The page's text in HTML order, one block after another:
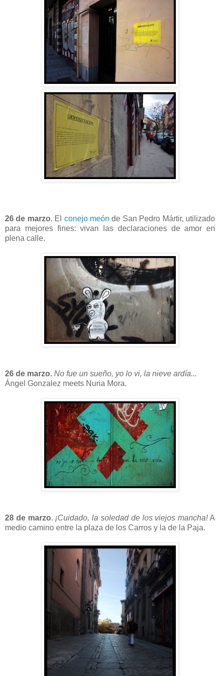
26 de marzo. El conejo meón de San Pedro Mártir, utilizado
para mejores fines: vivan las declaraciones de amor en
plena calle.
26 de marzo. No fue un sueño, yo lo vi, la nieve ardía...
Ángel Gonzalez meets Nuria Mora.
28 de marzo. ¡Cuidado, la soledad de los viejos mancha!A
medio camino entre la plaza de los Carros y la de la Paja.